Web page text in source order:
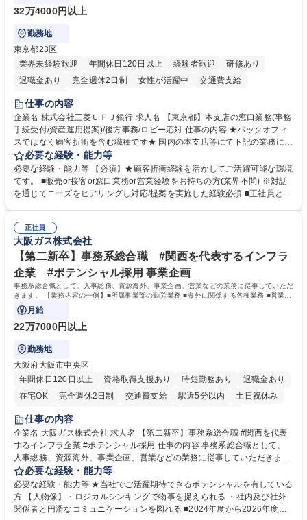
32万4000円以上
勤務地
東京都23区
業界未経験歓迎
年間休日120日以上 経験者歓迎
研修あり
退職金あり
完全週休2日制 女性が活躍中
交通費支給
土日祝休み
仕事の内容
企業名 株式会社三菱ＵＦＪ銀行 求人名 【東京都】本支店の窓口業務(事務
手続受付/資産運用提案)/後方事務/ロビー応対 仕事の内容 ★バックオフィ
スではなく顧客折衝を含む職種です★ 国内の本支店等にて下記の業務に従
事していただきます。 ■窓口/後方/ロビーにて事務手続等の受付・オペレ
ーション、お客様対応 ■窓口にて、ご来店された個人のお客様に対して金
融商品のご提案 ■効率的な事務運用の検討・構築等 ≪業務紹介：ご応募前
に必ずご覧ください≫ ※記事 https://www.mysite.bk.mufg.jp/career/circle/
必要な経験・能力等
必要な経験・能力等 【必須】★顧客折衝経験を活かしてご活躍可能な環境
です。 ■販売or接客or窓口業務or営業経験をお持ちの方(業界不問) ※対話
を通じてニーズをヒアリングし対応/提案を実施した経験必須 ■正社員とし
るので安心して入行いただけます。 幅広いキャリアの選択肢があり、公募
や社内副業等を活用し、 一人ひとりが挑戦できるカルチャーが浸透してい
ます。 学歴・資格 学歴：大学院 大学 高専 短大 専修学校 高校 語学力：
資格：
正社員
大阪ガス株式会社
【第二新卒】事務系総合職 #関西を代表するインフラ
企業 #ポテンシャル採用 事業企画
事務系総合職として、人事総務、資源海外、事業企画、営業などの業務に従事していただ
きます。 【業務内容の一例】■所属事業部の勤労業務 ■海外に関係する各種業務 ■営業部
門の企画スタッフ、ルート営業
月給
22万7000円以上
勤務地
大阪府大阪市中央区
年間休日120日以上
資格取得支援あり 時短勤務あり
退職金あり
在宅OK
完全週休2日制 交通費支給 駅近5分以内
土日祝休み
服装自由
第二新卒歓迎
仕事の内容
企業名 大阪ガス株式会社 求人名 【第二新卒】事務系総合職 #関西を代表
するインフラ企業 #ポテンシャル採用 仕事の内容 事務系総合職として、
人事総務、資源海外、事業企画、営業などの業務に従事していただきま
す。 【業務内容の一例】■所属事業部の勤労業務 ■海外に関係する各種業
務 ■営業部門の企画スタッフ、ルート営業 【キャリアパス】入社後の配属
ポジションで一定期間ご活躍頂いた後、本人の適性及び将来のキャリアを
鑑みてジョブローテーションを行います。 【育成】OJTでの現場育成や研
必要な経験・能力等
必要な経験・能力等 ★当社でご活躍期待できるポテンシャルを有している
方 【人物像】・ロジカルシンキングで物事を捉えられる ・社内及び社外
関係者と円滑なコミュニケーションを図れる ■2024年度から2026年度ま